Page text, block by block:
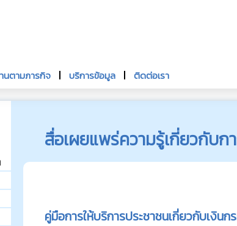
นตามภารกิจ บริการข้อมูล ติดต่อเรา
สื่อเผยแพร่ความรู้เกี่ยวกับก
คู่มือการให้บริการประชาชนเกี่ยวกับเงิน